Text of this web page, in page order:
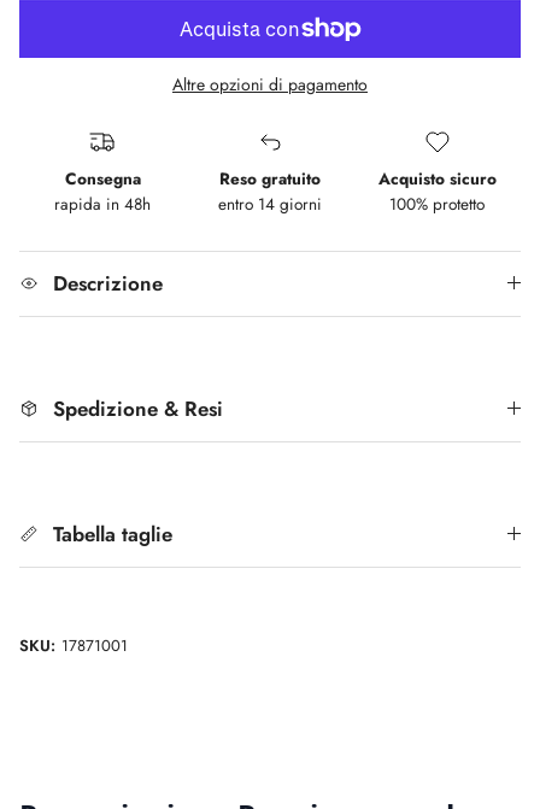
Altre opzioni di pagamento
Consegna
rapida in 48h
Reso gratuito
entro 14 giorni
Acquisto sicuro
100% protetto
Descrizione
Spedizione & Resi
Tabella taglie
SKU: 17871001